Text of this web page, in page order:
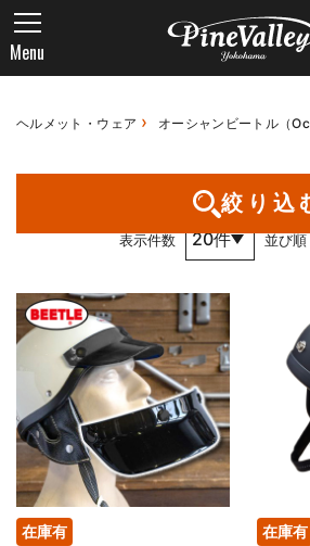
Menu
ヘルメット・ウェア オーシャンビートル（
絞り込
1件～20件 （全48件） 1 / 3 ページ
表示件数 並び順
在庫有 在庫有